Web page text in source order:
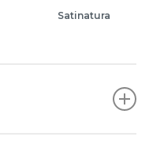
Satinatura